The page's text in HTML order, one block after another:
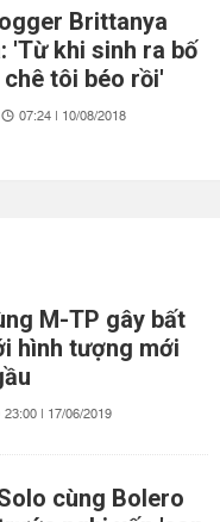
Brittanya
'Từ khi sinh ra bố
tôi béo rồi'
07:24 | 10/08/2018
M-TP gây bất
hình tượng mới
23:00 | 17/06/2019
cùng Bolero